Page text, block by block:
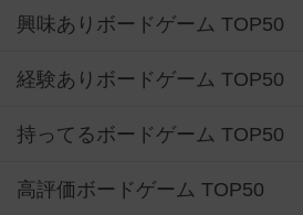
興味ありボードゲーム TOP50
経験ありボードゲーム TOP50
持ってるボードゲーム TOP50
高評価ボードゲーム TOP50